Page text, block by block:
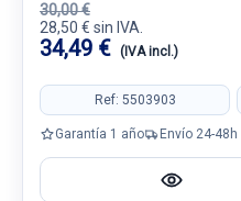
30,00 €
28,50 € sin IVA.
34,49 € (IVA incl.)
Ref: 5503903
Garantía 1 año Envío 24-48h